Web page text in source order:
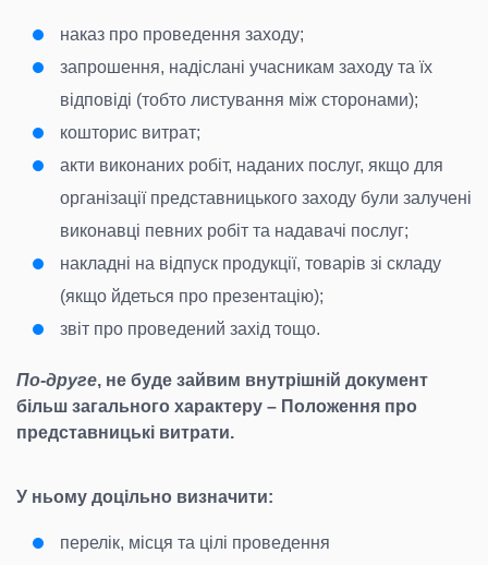
наказ про проведення заходу;
запрошення, надіслані учасникам заходу та їх
відповіді (тобто листування між сторонами);
кошторис витрат;
акти виконаних робіт, наданих послуг, якщо для
організації представницького заходу були залучені
виконавці певних робіт та надавачі послуг;
накладні на відпуск продукції, товарів зі складу
(якщо йдеться про презентацію);
звіт про проведений захід тощо.
По-друге, не буде зайвим внутрішній документ
більш загального характеру – Положення про
представницькі витрати.
У ньому доцільно визначити:
перелік, місця та цілі проведення